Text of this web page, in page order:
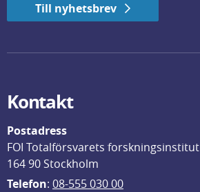
Till nyhetsbrev
Kontakt
Postadress
FOI Totalförsvarets forskningsinstitut
164 90 Stockholm
Telefon: 08-555 030 00